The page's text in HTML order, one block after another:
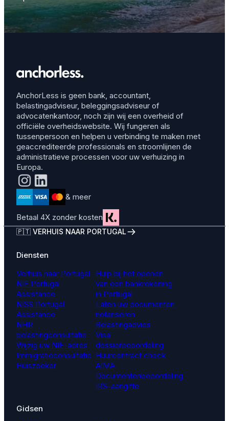
AnchorLess is geen bank, accountant,
belastingadviseur, beleggingsadviseur of
advocatenkantoor, noch zijn wij een overheid of
officiële overheidswebsite. Wij fungeren als
tussenpersoon en helpen u verbinding te maken met
geaccrediteerde professionals en stroomlijnen de
administratieve processen voor uw verhuizing in
Europa.
& meer
Betaal 4X zonder kosten
🇵🇹 VERHUIS NAAR PORTUGAL
Diensten
Verhuis naar Portugal
NIF Portugal
Assistance
NISS Portugal
Assistance
NHR
belastingconsultatie
Wijzig uw NIF-adres
Immigratieconsultatie
Huiszoeker
Hulp bij het openen
van een bankrekening
in Portugal
Laten uw documenten
notariseren
Belastingadvies
Visa
dossierbeoordeling
Huurcontract check
AIMA
Documentenbeoordeling
IRS-aangifte
Gidsen